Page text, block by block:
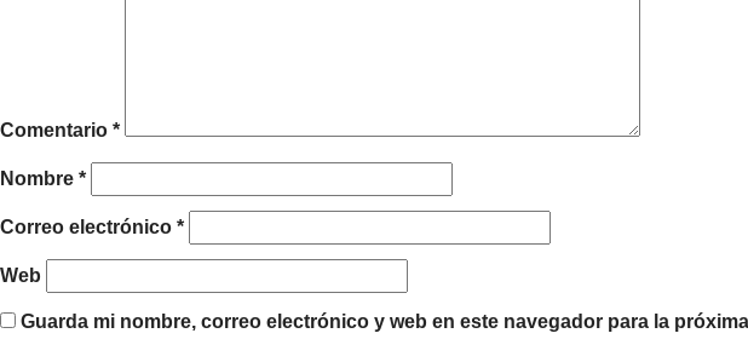
Comentario *
Nombre *
Correo electrónico *
Web
Guarda mi nombre, correo electrónico y web en este navegador para la